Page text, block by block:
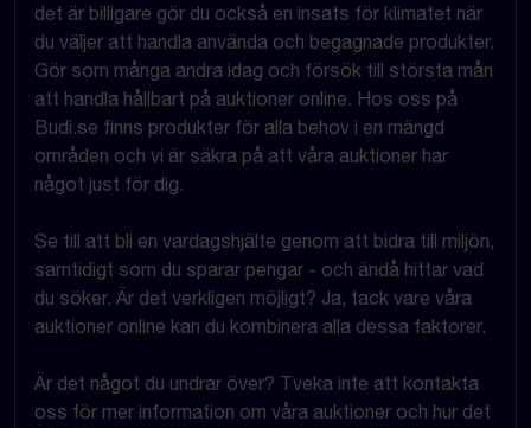
det är billigare gör du också en insats för klimatet när
du väljer att handla använda och begagnade produkter.
Gör som många andra idag och försök till största mån
att handla hållbart på auktioner online. Hos oss på
Budi.se finns produkter för alla behov i en mängd
områden och vi är säkra på att våra auktioner har
något just för dig.
Se till att bli en vardagshjälte genom att bidra till miljön,
samtidigt som du sparar pengar - och ändå hittar vad
du söker. Är det verkligen möjligt? Ja, tack vare våra
auktioner online kan du kombinera alla dessa faktorer.
Är det något du undrar över? Tveka inte att kontakta
oss för mer information om våra auktioner och hur det